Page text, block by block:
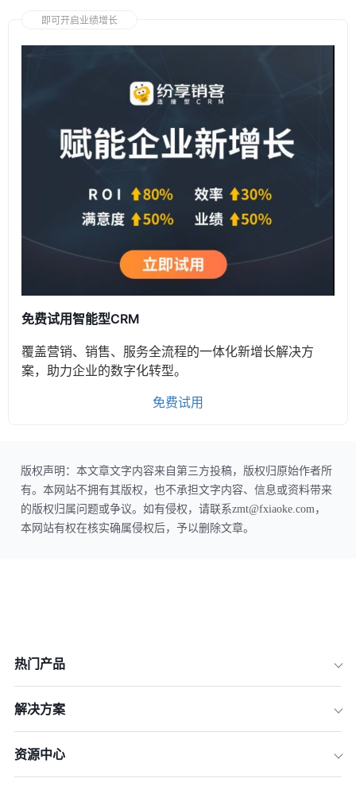
即可开启业绩增长
免费试用智能型CRM
覆盖营销、销售、服务全流程的一体化新增长解决方
案，助力企业的数字化转型。
免费试用
版权声明：本文章文字内容来自第三方投稿，版权归原始作者所
有。本网站不拥有其版权，也不承担文字内容、信息或资料带来
的版权归属问题或争议。如有侵权，请联系zmt@fxiaoke.com，
本网站有权在核实确属侵权后，予以删除文章。
热门产品
解决方案
资源中心